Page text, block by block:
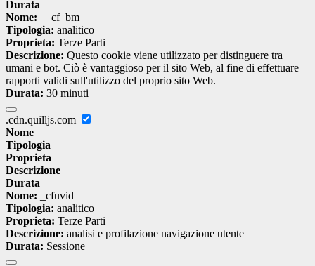
Durata
Nome: __cf_bm
Tipologia: analitico
Proprieta: Terze Parti
Descrizione: Questo cookie viene utilizzato per distinguere tra
umani e bot. Ciò è vantaggioso per il sito Web, al fine di effettuare
rapporti validi sull'utilizzo del proprio sito Web.
Durata: 30 minuti
.cdn.quilljs.com
Nome
Tipologia
Proprieta
Descrizione
Durata
Nome: _cfuvid
Tipologia: analitico
Proprieta: Terze Parti
Descrizione: analisi e profilazione navigazione utente
Durata: Sessione